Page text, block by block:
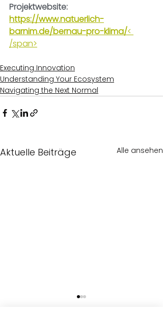
Projektwebsite:
https://www.natuerlich-
barnim.de/bernau-pro-klima/<
/span>
Executing Innovation
Understanding Your Ecosystem
Navigating the Next Normal
Aktuelle Beiträge Alle ansehen